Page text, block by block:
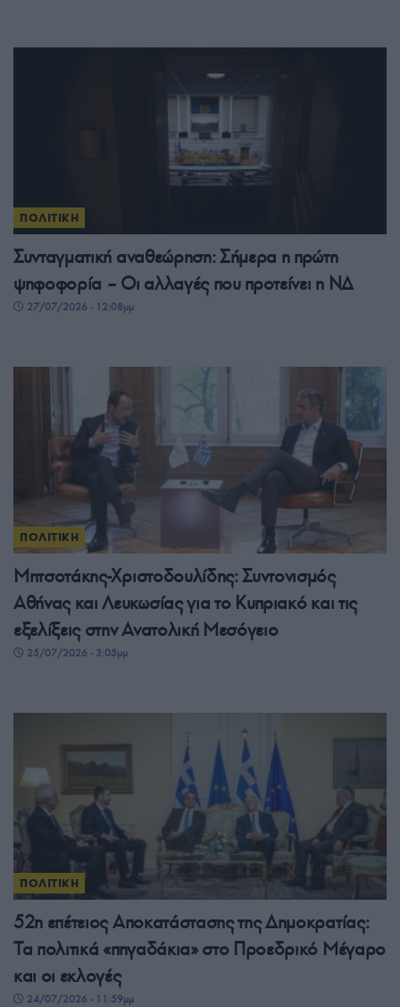
ΠΟΛΙΤΙΚΗ
Συνταγματική αναθεώρηση: Σήμερα η πρώτη
ψηφοφορία – Οι αλλαγές που προτείνει η ΝΔ
27/07/2026 - 12:08μμ
ΠΟΛΙΤΙΚΗ
Μητσοτάκης-Χριστοδουλίδης: Συντονισμός
Αθήνας και Λευκωσίας για το Κυπριακό και τις
εξελίξεις στην Ανατολική Μεσόγειο
25/07/2026 - 3:05μμ
ΠΟΛΙΤΙΚΗ
52η επέτειος Αποκατάστασης της Δημοκρατίας:
Τα πολιτικά «πηγαδάκια» στο Προεδρικό Μέγαρο
και οι εκλογές
24/07/2026 - 11:59μμ